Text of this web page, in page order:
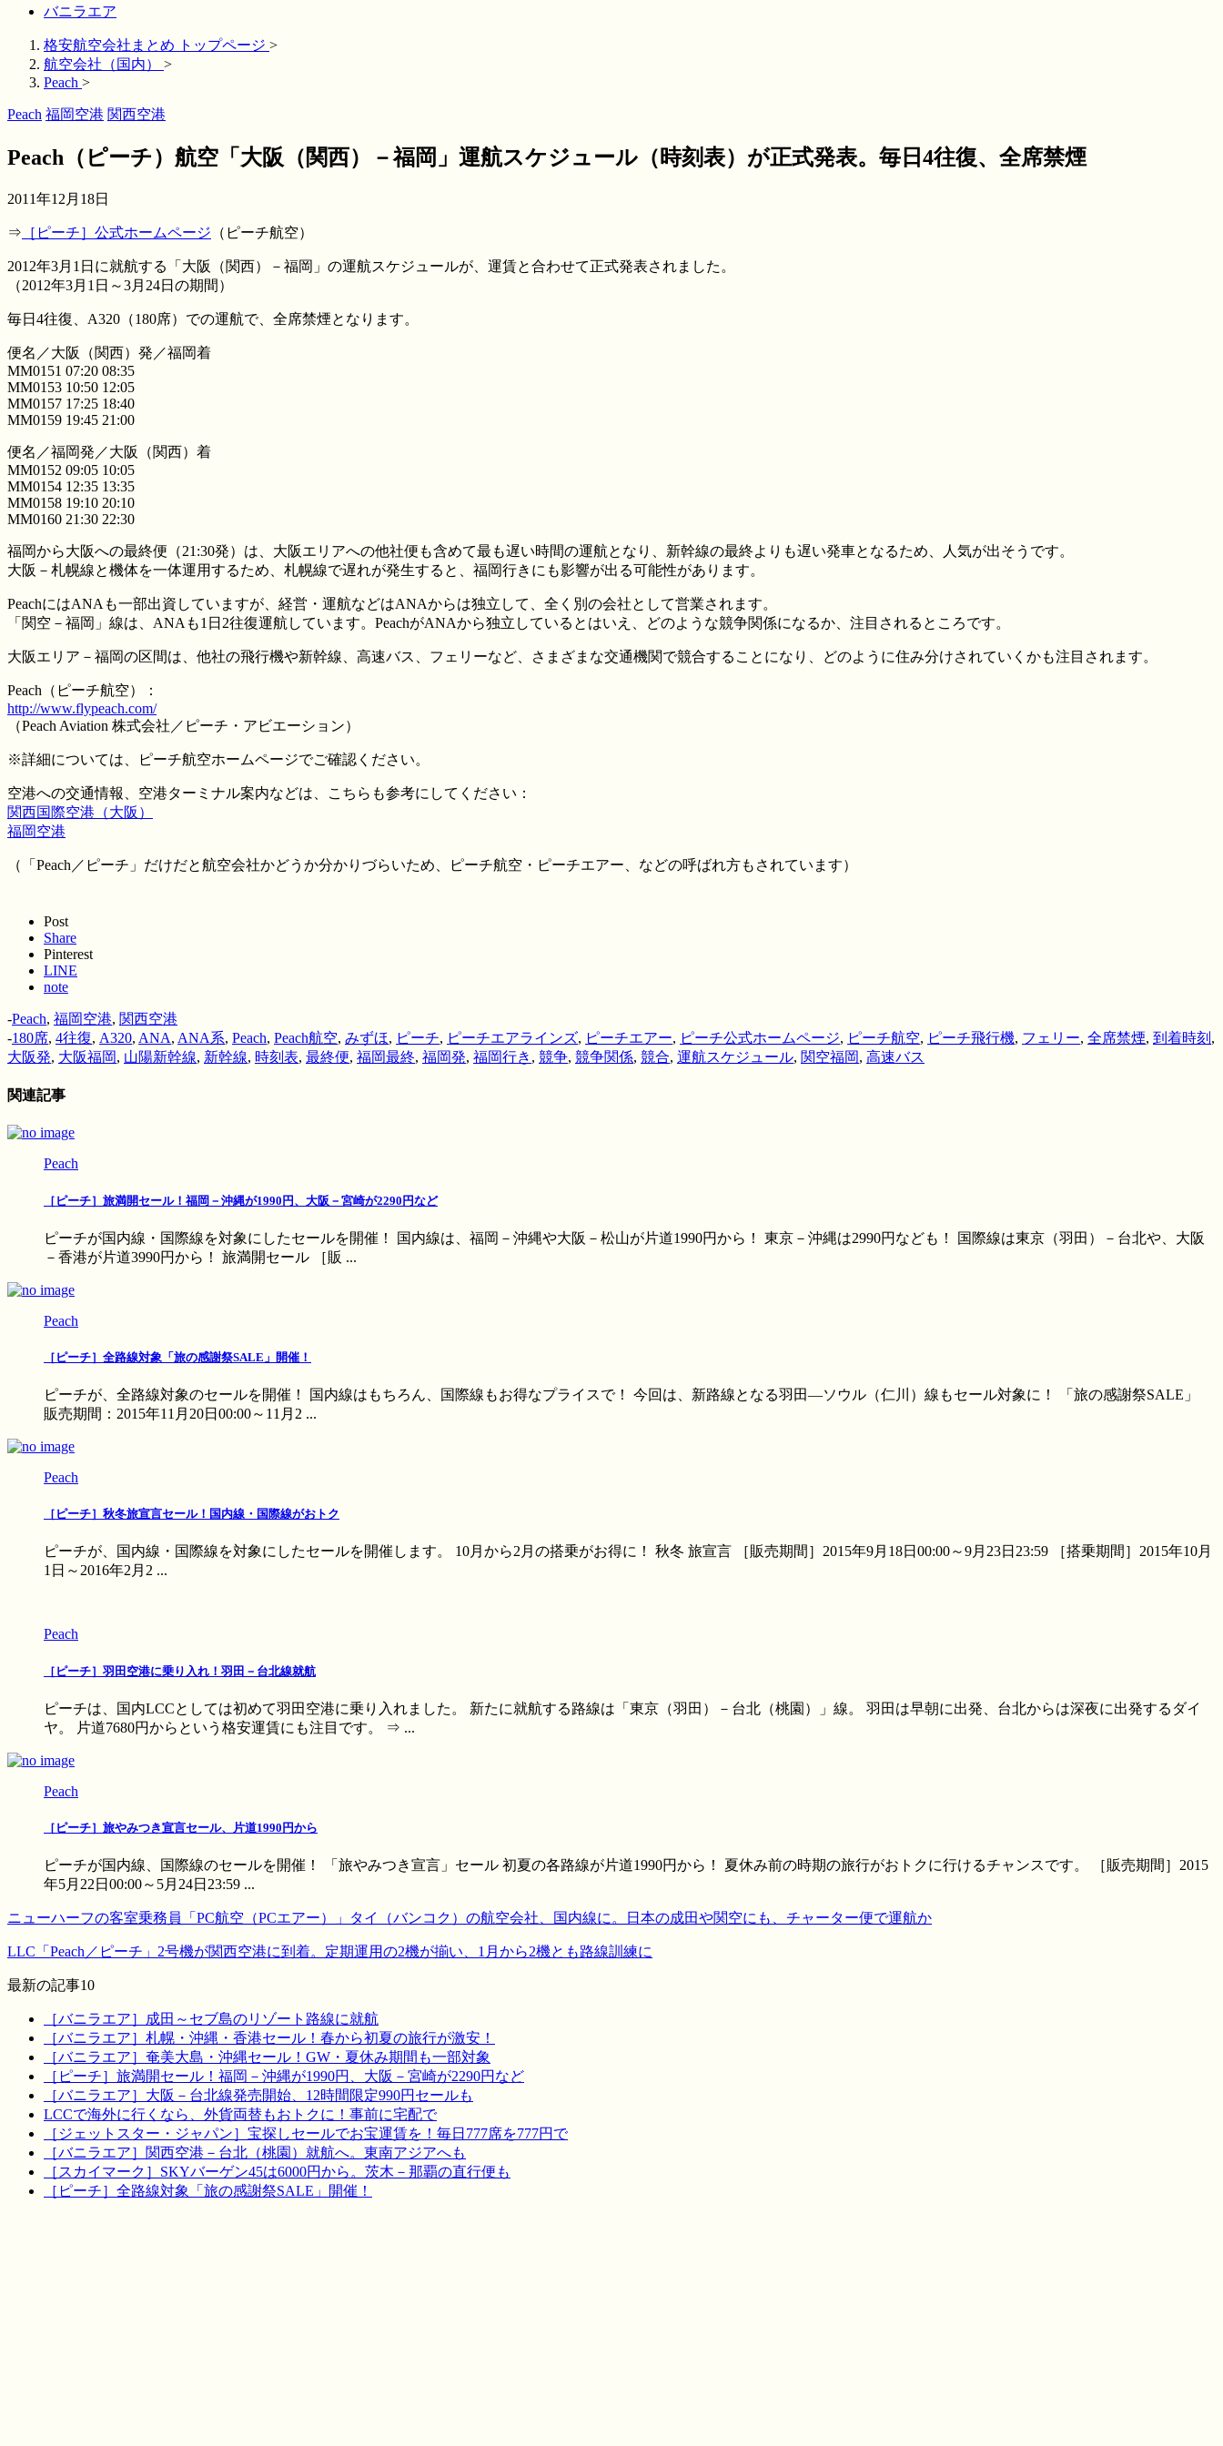
バニラエア
格安航空会社まとめ トップページ >
航空会社（国内）
>
Peach >
Peach 福岡空港 関西空港
Peach（ピーチ）航空「大阪（関西）－福岡」運航スケジュール（時刻表）が正式発表。毎日4往復、全席禁煙
2011年12月18日
⇒ ［ピーチ］公式ホームページ （ピーチ航空）
2012年3月1日に就航する「大阪（関西）－福岡」の運航スケジュールが、運賃と合わせて正式発表されました。
（2012年3月1日～3月24日の期間）
毎日4往復、A320（180席）での運航で、全席禁煙となります。
便名／大阪（関西）発／福岡着
MM0151 07:20 08:35
MM0153 10:50 12:05
MM0157 17:25 18:40
MM0159 19:45 21:00
便名／福岡発／大阪（関西）着
MM0152 09:05 10:05
MM0154 12:35 13:35
MM0158 19:10 20:10
MM0160 21:30 22:30
福岡から大阪への最終便（21:30発）は、大阪エリアへの他社便も含めて最も遅い時間の運航となり、新幹線の最終よりも遅い発車となるため、人気が出そうです。
大阪－札幌線と機体を一体運用するため、札幌線で遅れが発生すると、福岡行きにも影響が出る可能性があります。
PeachにはANAも一部出資していますが、経営・運航などはANAからは独立して、全く別の会社として営業されます。
「関空－福岡」線は、ANAも1日2往復運航しています。PeachがANAから独立しているとはいえ、どのような競争関係になるか、注目されるところです。
大阪エリア－福岡の区間は、他社の飛行機や新幹線、高速バス、フェリーなど、さまざまな交通機関で競合することになり、どのように住み分けされていくかも注目されます。
Peach（ピーチ航空）：
http://www.flypeach.com/
（Peach Aviation 株式会社／ピーチ・アビエーション）
※詳細については、ピーチ航空ホームページでご確認ください。
空港への交通情報、空港ターミナル案内などは、こちらも参考にしてください：
関西国際空港（大阪）
福岡空港
（「Peach／ピーチ」だけだと航空会社かどうか分かりづらいため、ピーチ航空・ピーチエアー、などの呼ばれ方もされています）
Post
Share
Pinterest
LINE
note
-Peach, 福岡空港, 関西空港
-180席, 4往復, A320, ANA, ANA系, Peach, Peach航空, みずほ, ピーチ, ピーチエアラインズ, ピーチエアー, ピーチ公式ホームページ, ピーチ航空, ピーチ飛行機, フェリー, 全席禁煙, 到着時刻 ,
大阪発, 大阪福岡, 山陽新幹線, 新幹線, 時刻表, 最終便, 福岡最終, 福岡発, 福岡行き , 競争, 競争関係, 競合, 運航スケジュール, 関空福岡, 高速バス
関連記事
Peach
［ピーチ］旅満開セール！福岡－沖縄が1990円、大阪－宮崎が2290円など
ピーチが国内線・国際線を対象にしたセールを開催！ 国内線は、福岡－沖縄や大阪－松山が片道1990円から！ 東京－沖縄は2990円なども！ 国際線は東京（羽田）－台北や、大阪
－香港が片道3990円から！ 旅満開セール ［販 ...
Peach
［ピーチ］全路線対象「旅の感謝祭SALE」開催！
ピーチが、全路線対象のセールを開催！ 国内線はもちろん、国際線もお得なプライスで！ 今回は、新路線となる羽田―ソウル（仁川）線もセール対象に！ 「旅の感謝祭SALE」
販売期間：2015年11月20日00:00～11月2 ...
Peach
［ピーチ］秋冬旅宣言セール！国内線・国際線がおトク
ピーチが、国内線・国際線を対象にしたセールを開催します。 10月から2月の搭乗がお得に！ 秋冬 旅宣言 ［販売期間］2015年9月18日00:00～9月23日23:59 ［搭乗期間］2015年10月
1日～2016年2月2 ...
Peach
［ピーチ］羽田空港に乗り入れ！羽田－台北線就航
ピーチは、国内LCCとしては初めて羽田空港に乗り入れました。 新たに就航する路線は「東京（羽田）－台北（桃園）」線。 羽田は早朝に出発、台北からは深夜に出発するダイ
ヤ。 片道7680円からという格安運賃にも注目です。 ⇒ ...
Peach
［ピーチ］旅やみつき宣言セール、片道1990円から
ピーチが国内線、国際線のセールを開催！ 「旅やみつき宣言」セール 初夏の各路線が片道1990円から！ 夏休み前の時期の旅行がおトクに行けるチャンスです。 ［販売期間］2015
年5月22日00:00～5月24日23:59 ...
ニューハーフの客室乗務員「PC航空（PCエアー）」タイ（バンコク）の航空会社、国内線に。日本の成田や関空にも、チャーター便で運航か
LLC「Peach／ピーチ」2号機が関西空港に到着。定期運用の2機が揃い、1月から2機とも路線訓練に
最新の記事10
［バニラエア］成田～セブ島のリゾート路線に就航
［バニラエア］札幌・沖縄・香港セール！春から初夏の旅行が激安！
［バニラエア］奄美大島・沖縄セール！GW・夏休み期間も一部対象
［ピーチ］旅満開セール！福岡－沖縄が1990円、大阪－宮崎が2290円など
［バニラエア］大阪－台北線発売開始、12時間限定990円セールも
LCCで海外に行くなら、外貨両替もおトクに！事前に宅配で
［ジェットスター・ジャパン］宝探しセールでお宝運賃を！毎日777席を777円で
［バニラエア］関西空港－台北（桃園）就航へ。東南アジアへも
［スカイマーク］SKYバーゲン45は6000円から。茨木－那覇の直行便も
［ピーチ］全路線対象「旅の感謝祭SALE」開催！